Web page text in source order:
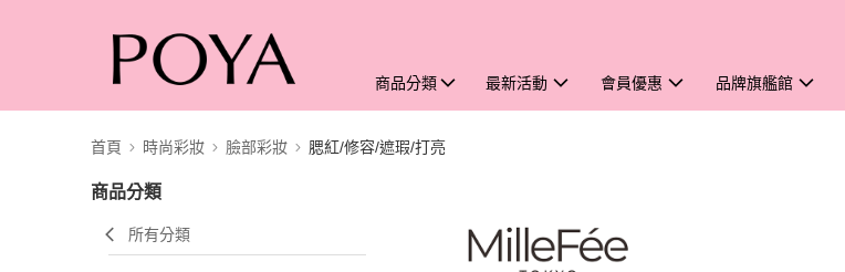
商品分類 最新活動 會員優惠 品牌旗艦館
首頁 時尚彩妝 臉部彩妝 腮紅/修容/遮瑕/打亮
商品分類
所有分類